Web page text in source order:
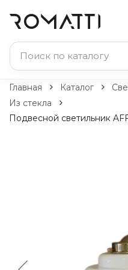
Каталог
Свет и
Комплектующие
Главная Каталог
Из стекла
Подвесной светильник